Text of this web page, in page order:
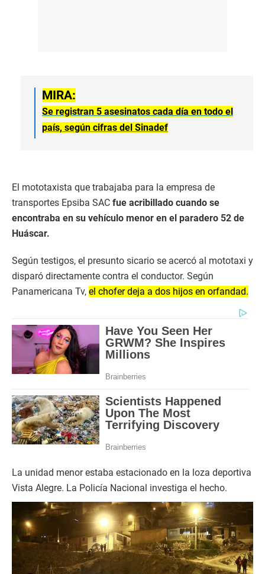
MIRA:
Se registran 5 asesinatos cada día en todo el
país, según cifras del Sinadef
El mototaxista que trabajaba para la empresa de
transportes Epsiba SAC fue acribillado cuando se
encontraba en su vehículo menor en el paradero 52 de
Huáscar.
Según testigos, el presunto sicario se acercó al mototaxi y
disparó directamente contra el conductor. Según
Panamericana Tv, el chofer deja a dos hijos en orfandad.
La unidad menor estaba estacionado en la loza deportiva
Vista Alegre. La Policía Nacional investiga el hecho.